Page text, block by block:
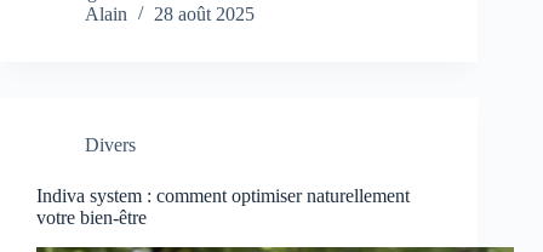
Alain
28 août 2025
Divers
Indiva system : comment optimiser naturellement
votre bien-être